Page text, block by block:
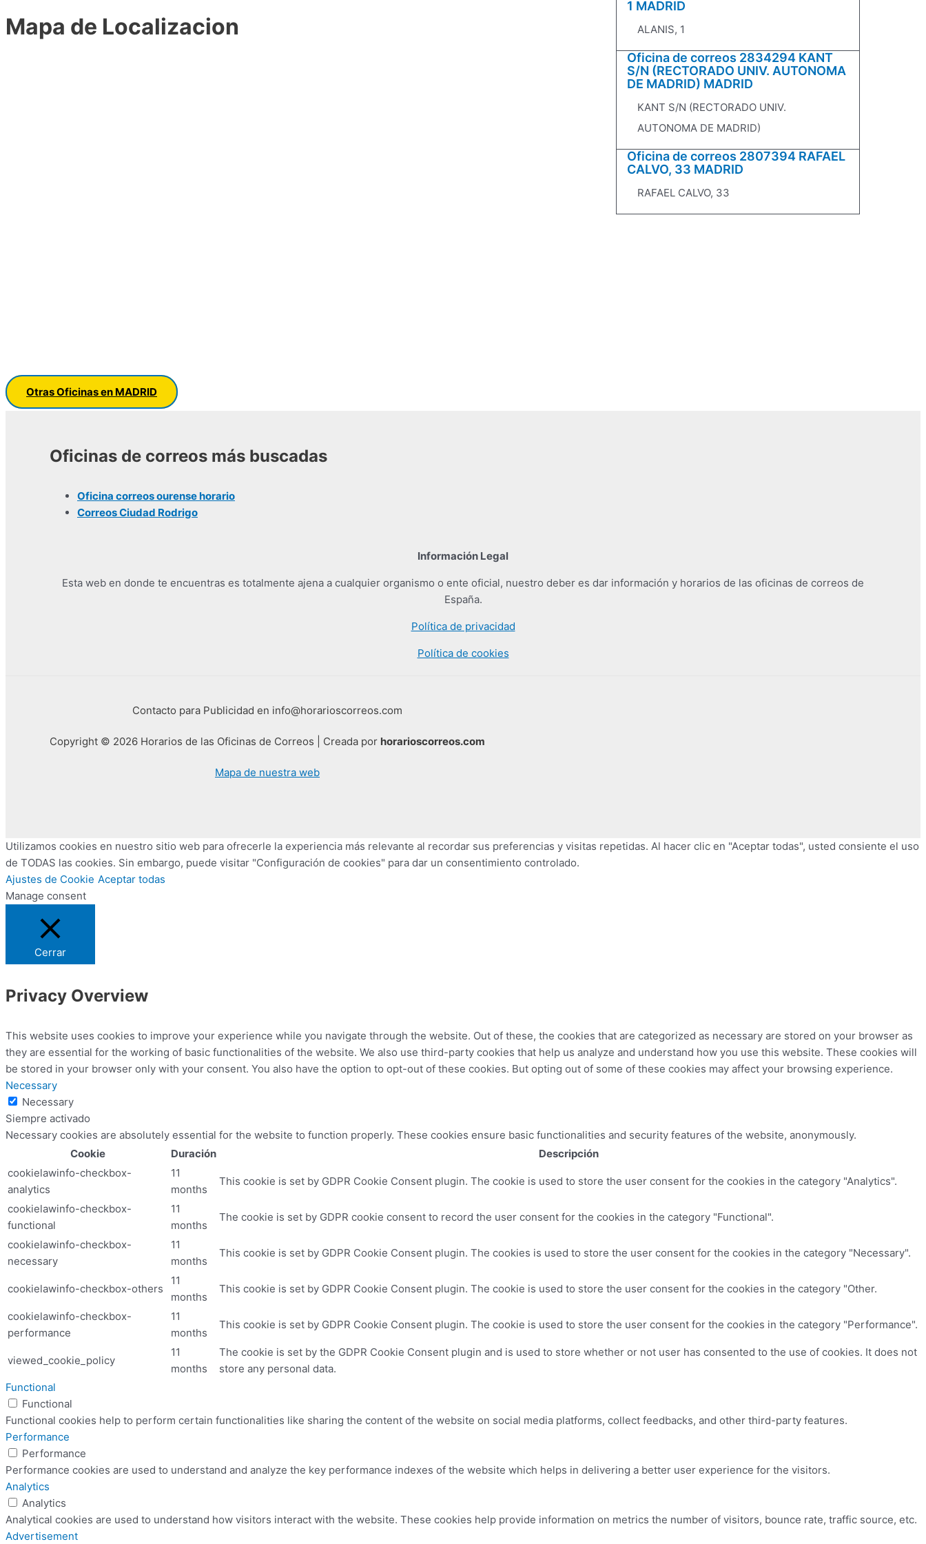
Mapa de Localizacion
Otras Oficinas en MADRID
1 MADRID
ALANIS, 1
Oficina de correos 2834294 KANT
S/N (RECTORADO UNIV. AUTONOMA
DE MADRID) MADRID
KANT S/N (RECTORADO UNIV.
AUTONOMA DE MADRID)
Oficina de correos 2807394 RAFAEL
CALVO, 33 MADRID
RAFAEL CALVO, 33
Oficinas de correos más buscadas
Oficina correos ourense horario
Correos Ciudad Rodrigo
Información Legal
Esta web en donde te encuentras es totalmente ajena a cualquier organismo o ente oficial, nuestro deber es dar información y horarios de las oficinas de correos de
España.
Política de privacidad
Política de cookies
Contacto para Publicidad en info@horarioscorreos.com
Copyright © 2026 Horarios de las Oficinas de Correos | Creada por horarioscorreos.com
Mapa de nuestra web
Utilizamos cookies en nuestro sitio web para ofrecerle la experiencia más relevante al recordar sus preferencias y visitas repetidas. Al hacer clic en "Aceptar todas", usted consiente el uso
de TODAS las cookies. Sin embargo, puede visitar "Configuración de cookies" para dar un consentimiento controlado.
Ajustes de Cookie Aceptar todas
Manage consent
Cerrar
Privacy Overview
This website uses cookies to improve your experience while you navigate through the website. Out of these, the cookies that are categorized as necessary are stored on your browser as
they are essential for the working of basic functionalities of the website. We also use third-party cookies that help us analyze and understand how you use this website. These cookies will
be stored in your browser only with your consent. You also have the option to opt-out of these cookies. But opting out of some of these cookies may affect your browsing experience.
Necessary
Necessary
Siempre activado
Necessary cookies are absolutely essential for the website to function properly. These cookies ensure basic functionalities and security features of the website, anonymously.
Cookie
Duración
Descripción
cookielawinfo-checkbox-
analytics
11
months
This cookie is set by GDPR Cookie Consent plugin. The cookie is used to store the user consent for the cookies in the category "Analytics".
cookielawinfo-checkbox-
functional
11
months
The cookie is set by GDPR cookie consent to record the user consent for the cookies in the category "Functional".
cookielawinfo-checkbox-
necessary
11
months
This cookie is set by GDPR Cookie Consent plugin. The cookies is used to store the user consent for the cookies in the category "Necessary".
cookielawinfo-checkbox-others
11
months
This cookie is set by GDPR Cookie Consent plugin. The cookie is used to store the user consent for the cookies in the category "Other.
cookielawinfo-checkbox-
performance
11
months
This cookie is set by GDPR Cookie Consent plugin. The cookie is used to store the user consent for the cookies in the category "Performance".
viewed_cookie_policy
11
months
The cookie is set by the GDPR Cookie Consent plugin and is used to store whether or not user has consented to the use of cookies. It does not
store any personal data.
Functional
Functional
Functional cookies help to perform certain functionalities like sharing the content of the website on social media platforms, collect feedbacks, and other third-party features.
Performance
Performance
Performance cookies are used to understand and analyze the key performance indexes of the website which helps in delivering a better user experience for the visitors.
Analytics
Analytics
Analytical cookies are used to understand how visitors interact with the website. These cookies help provide information on metrics the number of visitors, bounce rate, traffic source, etc.
Advertisement